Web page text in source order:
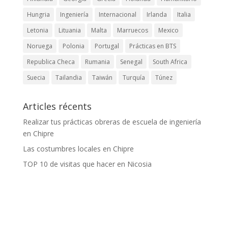
Hungria
Ingeniería Internacional Irlanda
Italia
Letonia
Lituania Malta Marruecos
Mexico
Noruega
Polonia Portugal
Prácticas en BTS
Republica Checa
Rumania Senegal
South Africa
Suecia
Tailandia Taiwán Turquía Túnez
Articles récents
Realizar tus prácticas obreras de escuela de ingeniería
en Chipre
Las costumbres locales en Chipre
TOP 10 de visitas que hacer en Nicosia